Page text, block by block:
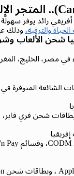
والترفيه، وذلك
شحن الألعاب
في مصر، الخليج،
الشائعة
شحن فري فاير،